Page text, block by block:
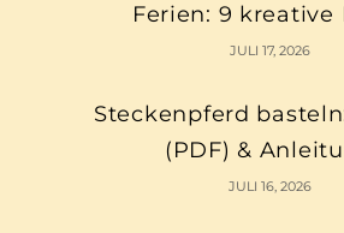
Ferien: 9 kreative
JULI 17, 2026
Steckenpferd
(PDF) &
JULI 16, 2026